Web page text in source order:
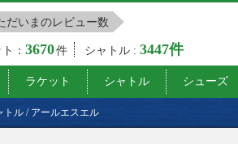
だいまのレビュー数
ト：3670件 シャトル :3447件
ラケット シャトル シューズ
トル / アールエスエル